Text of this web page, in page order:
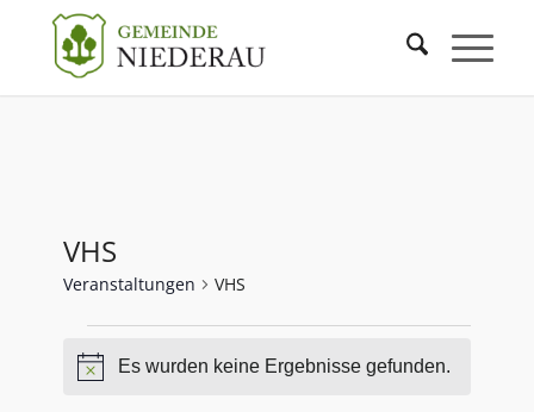
VHS
Veranstaltungen VHS
Hinweis
Es wurden keine Ergebnisse gefunden.